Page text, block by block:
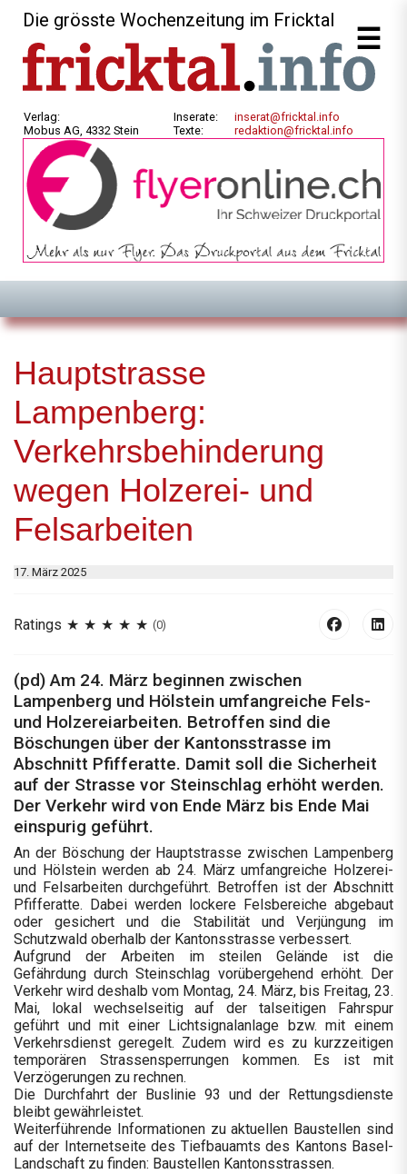
Die grösste Wochenzeitung im Fricktal
Verlag:
Mobus AG, 4332 Stein
Inserate:
Texte:
inserat@fricktal.info
redaktion@fricktal.info
Hauptstrasse
Lampenberg:
Verkehrsbehinderung
wegen Holzerei- und
Felsarbeiten
17. März 2025
Ratings (0)
(pd) Am 24. März beginnen zwischen
Lampenberg und Hölstein umfangreiche Fels-
und Holzereiarbeiten. Betroffen sind die
Böschungen über der Kantonsstrasse im
Abschnitt Pfifferatte. Damit soll die Sicherheit
auf der Strasse vor Steinschlag erhöht werden.
Der Verkehr wird von Ende März bis Ende Mai
einspurig geführt.
An der Böschung der Hauptstrasse zwischen Lampenberg
und Hölstein werden ab 24. März umfangreiche Holzerei-
und Felsarbeiten durchgeführt. Betroffen ist der Abschnitt
Pfifferatte. Dabei werden lockere Felsbereiche abgebaut
oder gesichert und die Stabilität und Verjüngung im
Schutzwald oberhalb der Kantonsstrasse verbessert.
Aufgrund der Arbeiten im steilen Gelände ist die
Gefährdung durch Steinschlag vorübergehend erhöht. Der
Verkehr wird deshalb vom Montag, 24. März, bis Freitag, 23.
Mai, lokal wechselseitig auf der talseitigen Fahrspur
geführt und mit einer Lichtsignalanlage bzw. mit einem
Verkehrsdienst geregelt. Zudem wird es zu kurzzeitigen
temporären Strassensperrungen kommen. Es ist mit
Verzögerungen zu rechnen.
Die Durchfahrt der Buslinie 93 und der Rettungsdienste
bleibt gewährleistet.
Weiterführende Informationen zu aktuellen Baustellen sind
auf der Internetseite des Tiefbauamts des Kantons Basel-
Landschaft zu finden: Baustellen Kantonsstrassen.